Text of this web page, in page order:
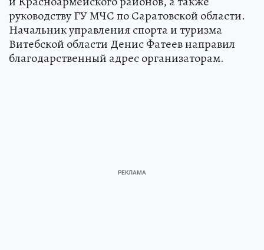
руководству ГУ МЧС по Саратовской области.
Начальник управления спорта и туризма
Витебской области Денис Фатеев направил
благодарственный адрес организаторам.